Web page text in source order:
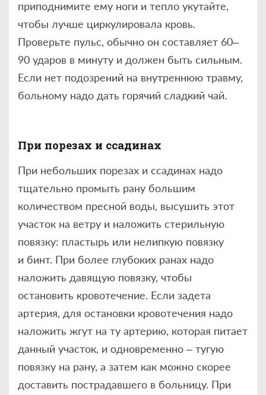
приподнимите ему ноги и тепло укутайте,
чтобы лучше циркулировала кровь.
Проверьте пульс, обычно он составляет 60–
90 ударов в минуту и должен быть сильным.
Если нет подозрений на внутреннюю травму,
больному надо дать горячий сладкий чай.
При порезах и ссадинах
При небольших порезах и ссадинах надо
тщательно промыть рану большим
количеством пресной воды, высушить этот
участок на ветру и наложить стерильную
повязку: пластырь или нелипкую повязку
и бинт. При более глубоких ранах надо
наложить давящую повязку, чтобы
остановить кровотечение. Если задета
артерия, для остановки кровотечения надо
наложить жгут на ту артерию, которая питает
данный участок, и одновременно – тугую
повязку на рану, а затем как можно скорее
доставить пострадавшего в больницу. При